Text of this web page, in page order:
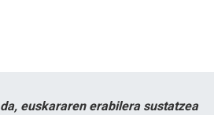
euskararen erabilera sustatzea